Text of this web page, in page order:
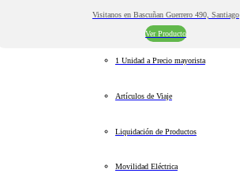
Visitanos en Bascuñan Guerrero 490, Santiago
Ver Producto
1 Unidad a Precio mayorista
Artículos de Viaje
Liquidación de Productos
Movilidad Eléctrica